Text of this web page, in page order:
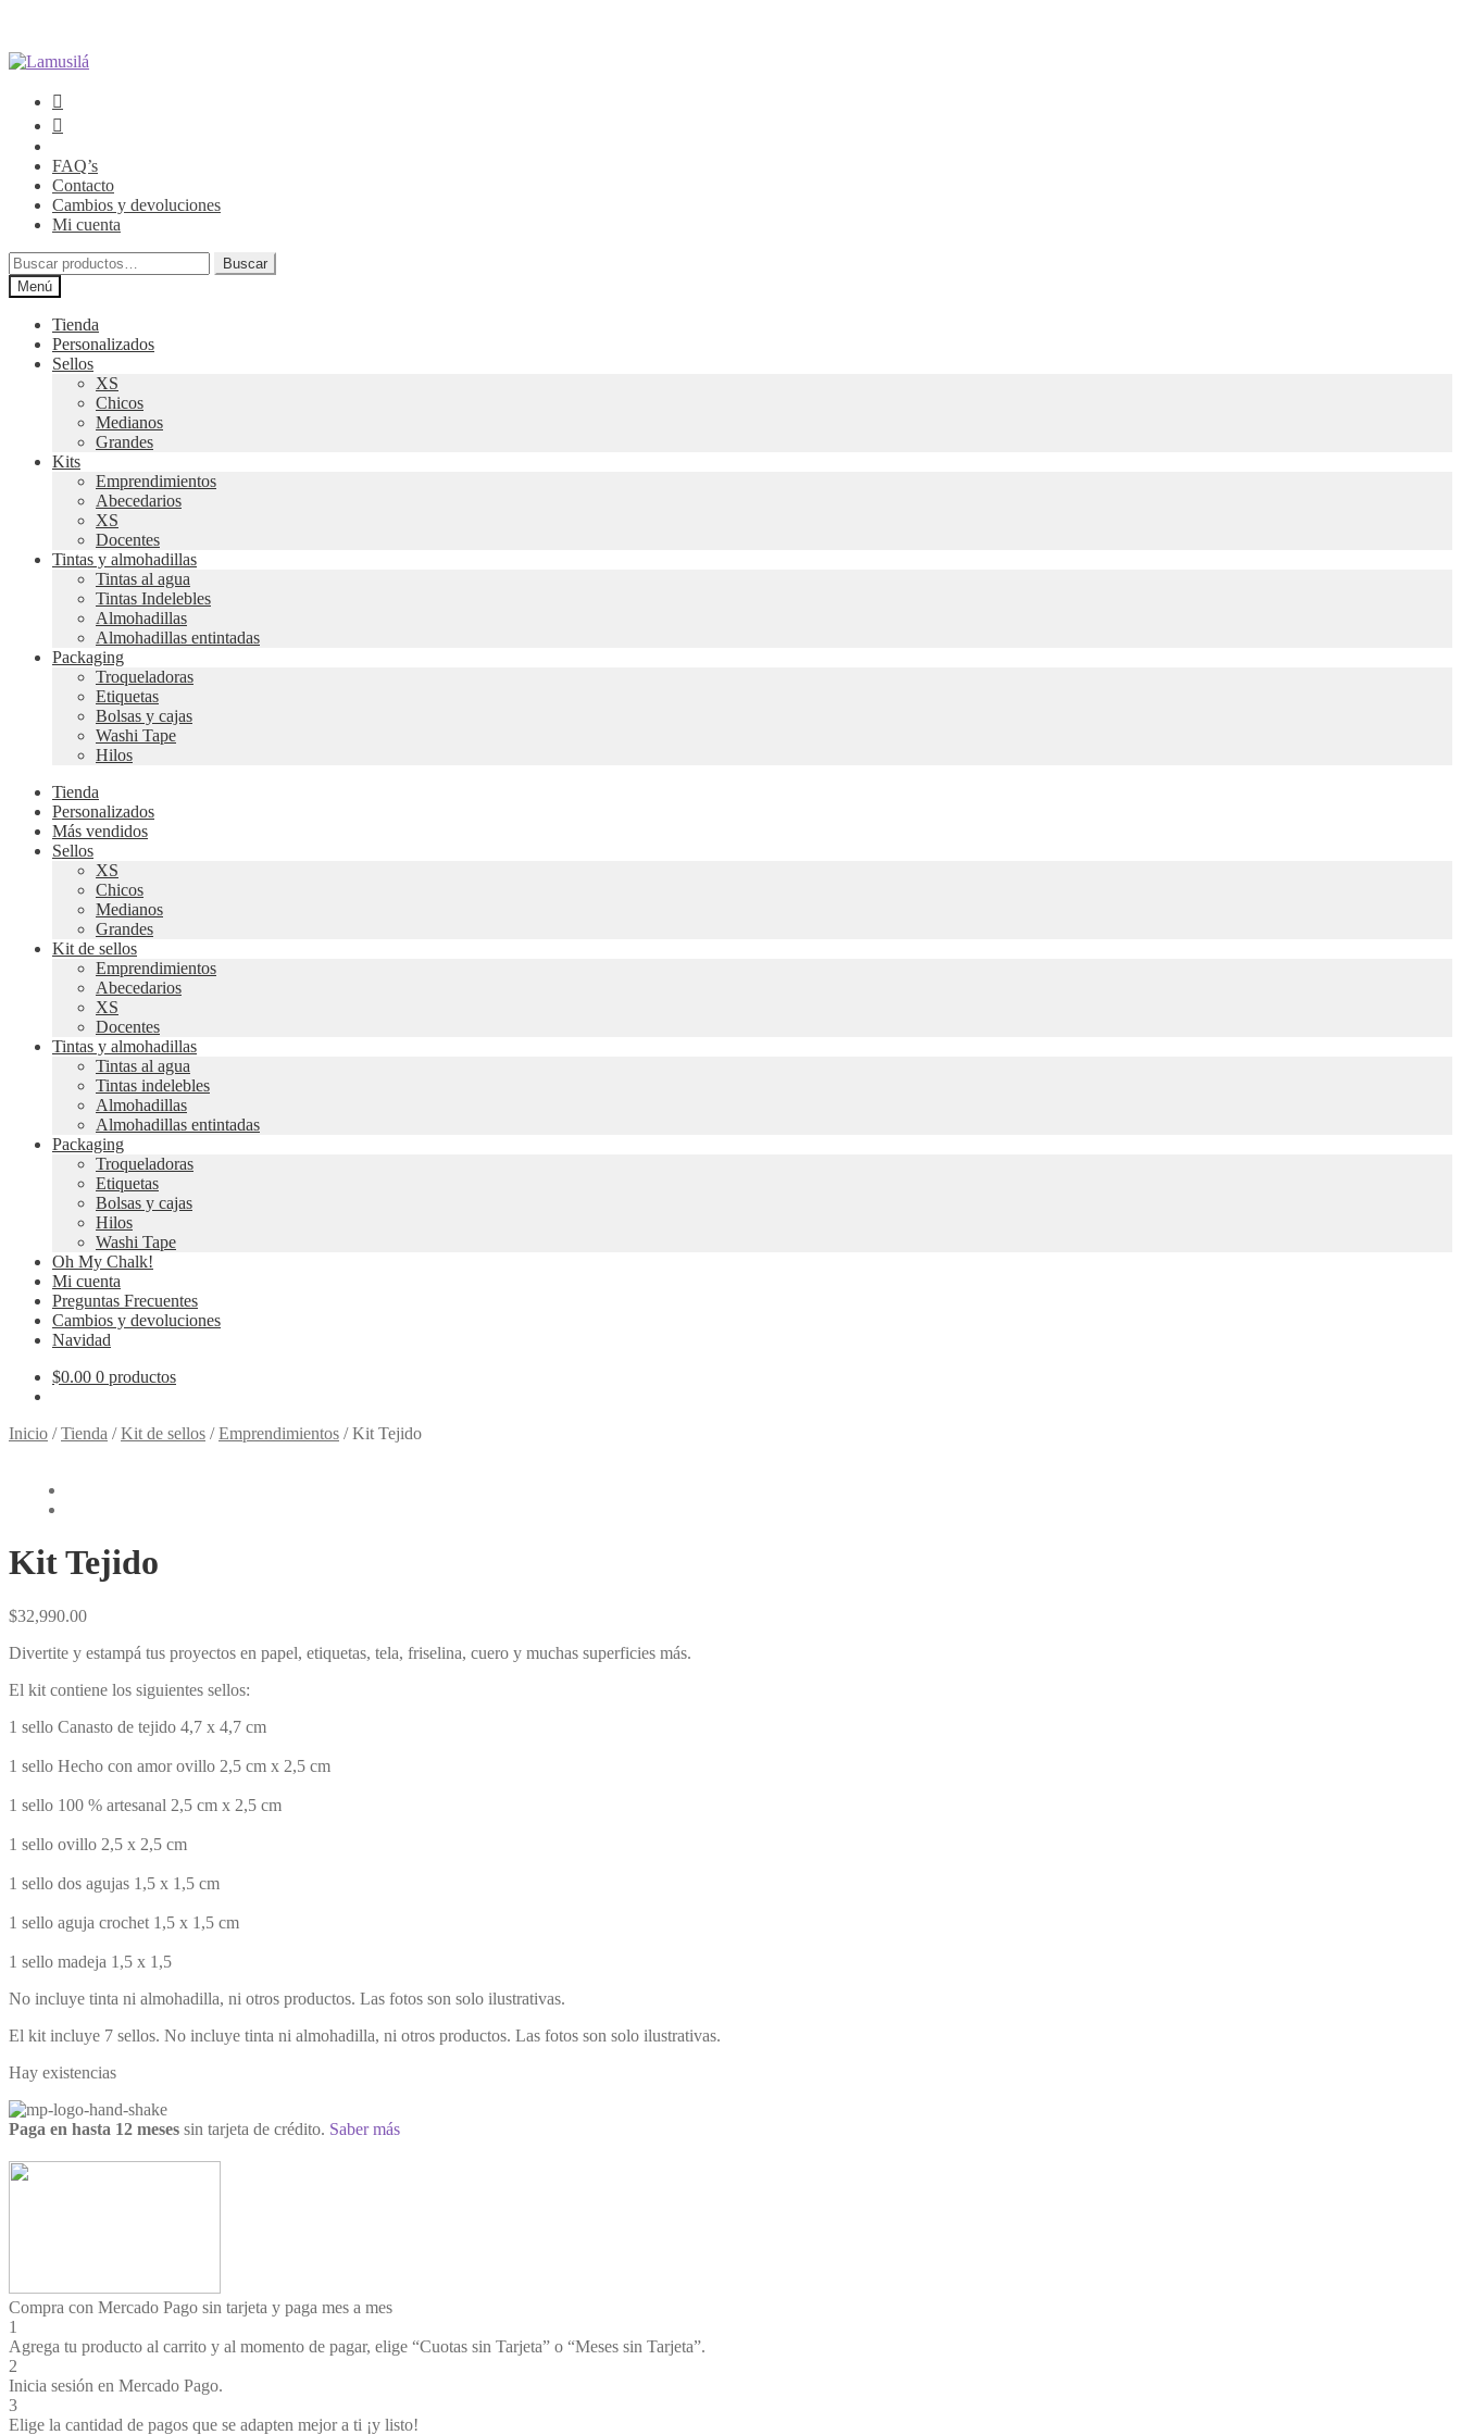
Ir
navegación
Ir
contenido
FAQ’s
Contacto
Cambios y devoluciones
Mi cuenta
Buscar
por:
Buscar
Menú
Tienda
Personalizados
Sellos
XS
Chicos
Medianos
Grandes
Kits
Emprendimientos
Abecedarios
XS
Docentes
Tintas y almohadillas
Tintas al agua
Tintas Indelebles
Almohadillas
Almohadillas entintadas
Packaging
Troqueladoras
Etiquetas
Bolsas y cajas
Washi Tape
Hilos
Tienda
Personalizados
Más vendidos
Sellos
XS
Chicos
Medianos
Grandes
Kit de sellos
Emprendimientos
Abecedarios
XS
Docentes
Tintas y almohadillas
Tintas al agua
Tintas indelebles
Almohadillas
Almohadillas entintadas
Packaging
Troqueladoras
Etiquetas
Bolsas y cajas
Hilos
Washi Tape
Oh My Chalk!
Mi cuenta
Preguntas Frecuentes
Cambios y devoluciones
Navidad
$0.00 0 productos
Inicio /Tienda /Kit de sellos /Emprendimientos /Kit Tejido
Kit Tejido
$32,990.00
Divertite y estampá tus proyectos en papel, etiquetas, tela, friselina, cuero y muchas superficies más.
El kit contiene los siguientes sellos:
1 sello Canasto de tejido 4,7 x 4,7 cm⁣⁣
1 sello Hecho con amor ovillo 2,5 cm x 2,5 cm⁣⁣
1 sello 100 % artesanal 2,5 cm x 2,5 cm⁣⁣
1 sello ovillo 2,5 x 2,5 cm⁣⁣
1 sello dos agujas 1,5 x 1,5 cm⁣⁣
1 sello aguja crochet 1,5 x 1,5 cm⁣⁣
1 sello madeja 1,5 x 1,5⁣⁣
No incluye tinta ni almohadilla, ni otros productos. Las fotos son solo ilustrativas.
El kit incluye 7 sellos. No incluye tinta ni almohadilla, ni otros productos. Las fotos son solo ilustrativas.
Hay existencias
Paga en hasta 12 meses sin tarjeta de crédito. Saber más
Compra con Mercado Pago sin tarjeta y paga mes a mes
1
Agrega tu producto al carrito y al momento de pagar, elige “Cuotas sin Tarjeta” o “Meses sin Tarjeta”.
2
Inicia sesión en Mercado Pago.
3
Elige la cantidad de pagos que se adapten mejor a ti ¡y listo!